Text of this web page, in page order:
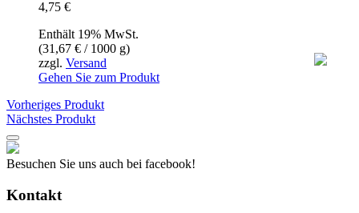
4,75 €
Enthält 19% MwSt.
(31,67 € / 1000 g)
zzgl. Versand
Gehen Sie zum Produkt
Vorheriges Produkt
Nächstes Produkt
Besuchen Sie uns auch bei facebook!
Kontakt